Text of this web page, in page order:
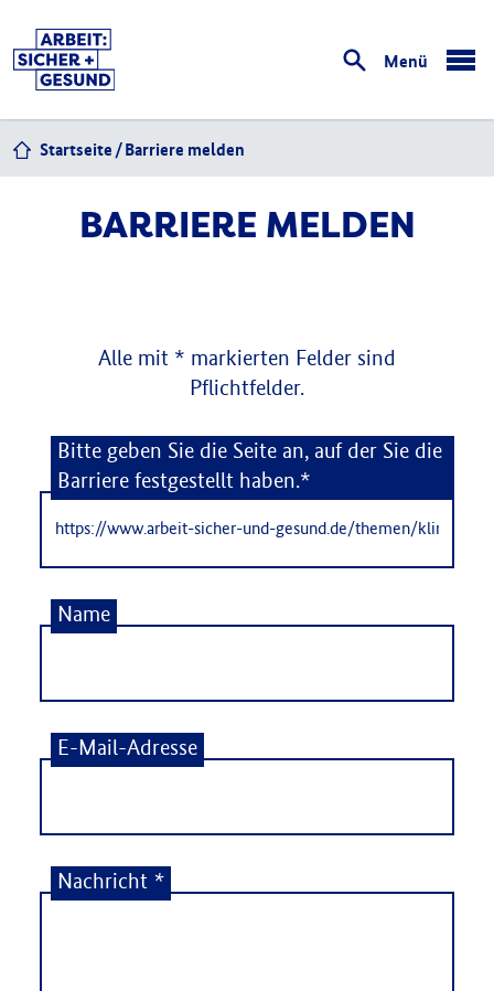
Menü
Startseite Barriere melden
BARRIERE MELDEN
Alle mit * markierten Felder sind
Pflichtfelder.
Barriere melden
Bitte geben Sie die Seite an, auf der Sie die
Barriere festgestellt haben.*
Name
E-Mail-Adresse
Nachricht *